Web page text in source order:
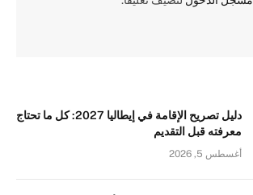
دليل تصريح الإقامة في إيطاليا 2027: كل ما تحتاج
معرفته قبل التقديم
أغسطس 5, 2026